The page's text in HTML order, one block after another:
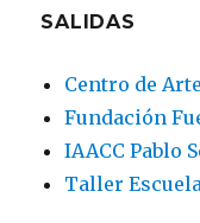
SALIDAS
Centro de
Fundación
IAACC Pablo
Taller